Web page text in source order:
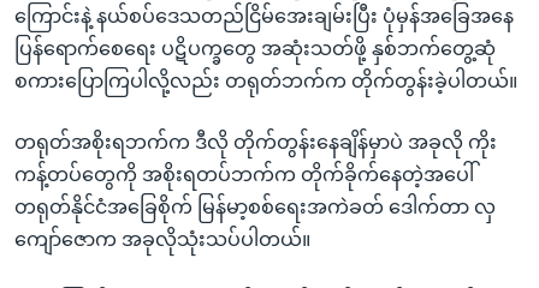
ကြောင်းနဲ့ နယ်စပ်ဒေသတည်ငြိမ်အေးချမ်းပြီး ပုံမှန်အခြေအနေ
ပြန်ရောက်စေရေး ပဋိပက္ခတွေ အဆုံးသတ်ဖို့ နှစ်ဘက်တွေ့ဆုံ
စကားပြောကြပါလို့လည်း တရုတ်ဘက်က တိုက်တွန်းခဲ့ပါတယ်။
တရုတ်အစိုးရဘက်က ဒီလို တိုက်တွန်းနေချိန်မှာပဲ အခုလို ကိုး
ကန့်တပ်တွေကို အစိုးရတပ်ဘက်က တိုက်ခိုက်နေတဲ့အပေါ်
တရုတ်နိုင်ငံအခြေစိုက် မြန်မာ့စစ်ရေးအကဲခတ် ဒေါက်တာ လှ
ကျော်ဇောက အခုလိုသုံးသပ်ပါတယ်။